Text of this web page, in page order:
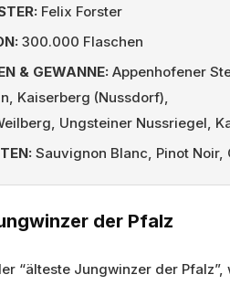
Felix Forster
300.000 Flaschen
& GEWANNE: Appenhofener
Kaiserberg (Nussdorf),
Ungsteiner Nussriegel,
Sauvignon Blanc, Pinot
der Pfalz
“älteste Jungwinzer der